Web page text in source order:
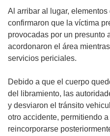
Al arribar al lugar, elementos
confirmaron que la víctima
provocadas por un presunto
acordonaron el área
servicios periciales.
Debido a que el cuerpo
del libramiento, las
y desviaron el tránsito
otro accidente, permitiendo
reincorporarse